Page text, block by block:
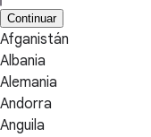
Continuar
Afganistán
Albania
Alemania
Andorra
Anguila